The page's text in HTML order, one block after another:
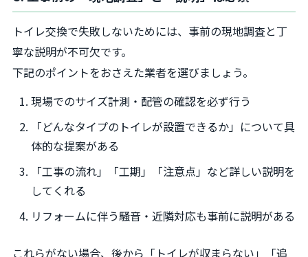
トイレ交換で失敗しないためには、事前の現地調査と丁
寧な説明が不可欠です。
下記のポイントをおさえた業者を選びましょう。
現場でのサイズ計測・配管の確認を必ず行う
「どんなタイプのトイレが設置できるか」について具
体的な提案がある
「工事の流れ」「工期」「注意点」など詳しい説明を
してくれる
リフォームに伴う騒音・近隣対応も事前に説明がある
これらがない場合、後から「トイレが収まらない」「追